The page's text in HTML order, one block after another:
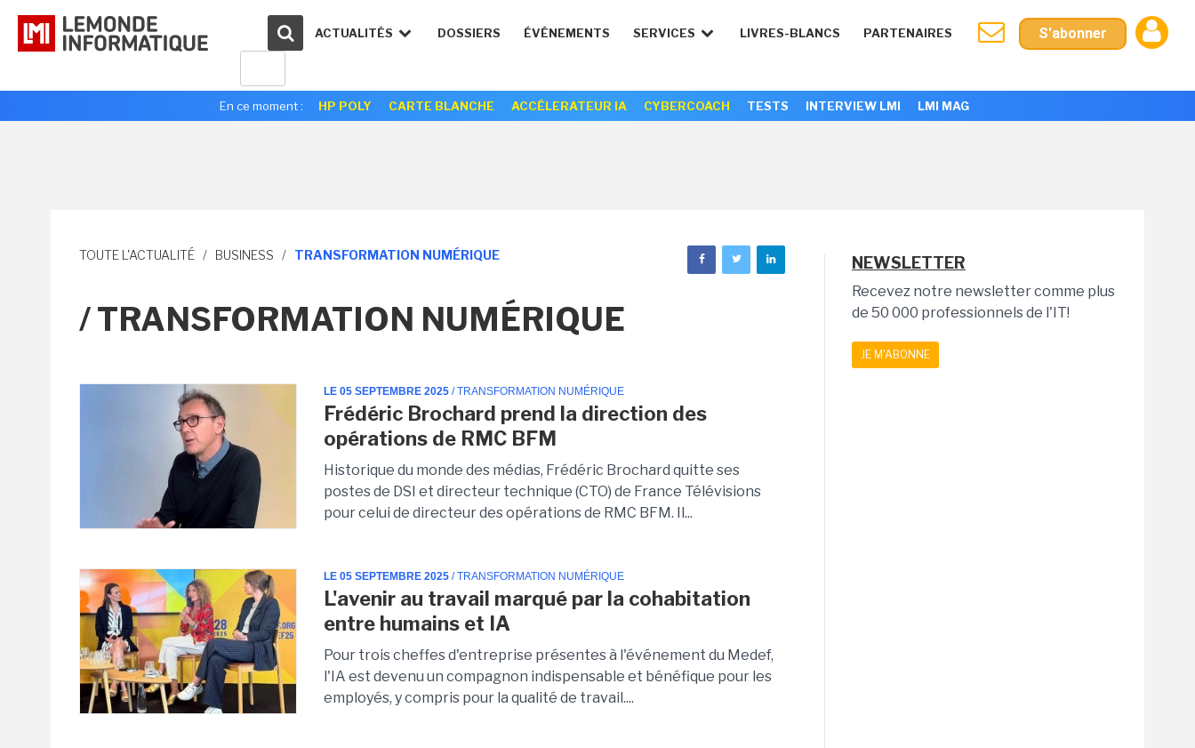
ACTUALITÉS DOSSIERS ÉVÉNEMENTS SERVICES LIVRES-BLANCS PARTENAIRES S'abonner
En ce moment : HP POLY CARTE BLANCHE ACCÉLERATEUR IA CYBERCOACH TESTS INTERVIEW LMI LMI MAG
TOUTE L'ACTUALITÉ / BUSINESS / TRANSFORMATION NUMÉRIQUE
/ TRANSFORMATION NUMÉRIQUE
LE 05 SEPTEMBRE 2025 / TRANSFORMATION NUMÉRIQUE
Frédéric Brochard prend la direction des
opérations de RMC BFM
Historique du monde des médias, Frédéric Brochard quitte ses
postes de DSI et directeur technique (CTO) de France Télévisions
pour celui de directeur des opérations de RMC BFM. Il...
LE 05 SEPTEMBRE 2025 / TRANSFORMATION NUMÉRIQUE
L'avenir au travail marqué par la cohabitation
entre humains et IA
Pour trois cheffes d'entreprise présentes à l'événement du Medef,
l'IA est devenu un compagnon indispensable et bénéfique pour les
employés, y compris pour la qualité de travail....
NEWSLETTER
Recevez notre newsletter comme plus
de 50 000 professionnels de l'IT!
JE M'ABONNE